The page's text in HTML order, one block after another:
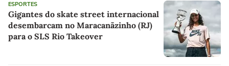
ESPORTES
Gigantes do skate street internacional
desembarcam no Maracanãzinho (RJ)
para o SLS Rio Takeover